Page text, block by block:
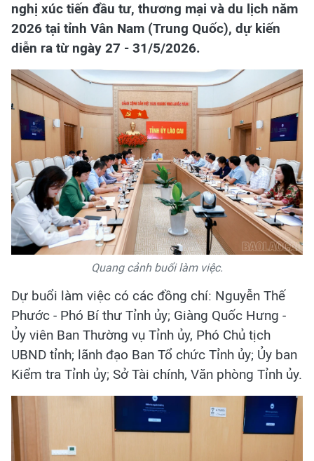
nghị xúc tiến đầu tư, thương mại và du lịch năm
2026 tại tỉnh Vân Nam (Trung Quốc), dự kiến
diễn ra từ ngày 27 - 31/5/2026.
Quang cảnh buổi làm việc.
Dự buổi làm việc có các đồng chí: Nguyễn Thế
Phước - Phó Bí thư Tỉnh ủy; Giàng Quốc Hưng -
Ủy viên Ban Thường vụ Tỉnh ủy, Phó Chủ tịch
UBND tỉnh; lãnh đạo Ban Tổ chức Tỉnh ủy; Ủy ban
Kiểm tra Tỉnh ủy; Sở Tài chính, Văn phòng Tỉnh ủy.